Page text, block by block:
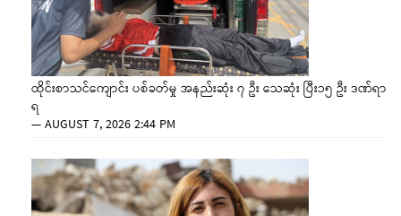
ထိုင်းစာသင်ကျောင်း ပစ်ခတ်မှု အနည်းဆုံး ၇ ဦး သေဆုံး ပြီး၁၅ ဦး ဒဏ်ရာ
ရ
—AUGUST 7, 2026 2:44 PM